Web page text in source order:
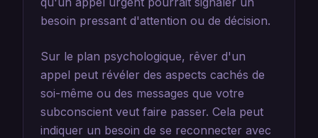
besoin pressant d'attention ou de décision.
Sur le plan psychologique, rêver d'un
appel peut révéler des aspects cachés de
soi-même ou des messages que votre
subconscient veut faire passer. Cela peut
indiquer un besoin de se reconnecter avec